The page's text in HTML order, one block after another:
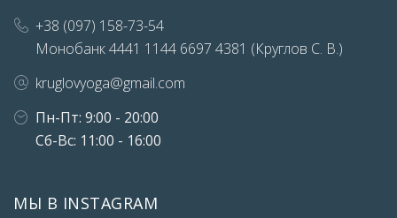
+38 (097) 158-73-54
Монобанк 4441 1144 6697 4381 (Круглов С. В.)
kruglovyoga@gmail.com
Пн-Пт: 9:00 - 20:00
Сб-Вс: 11:00 - 16:00
МЫ В INSTAGRAM